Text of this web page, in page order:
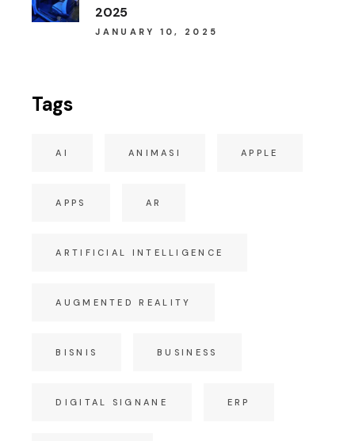
2025
JANUARY 10, 2025
Tags
AI ANIMASI APPLE
APPS AR
ARTIFICIAL INTELLIGENCE
AUGMENTED REALITY
BISNIS BUSINESS
DIGITAL SIGNANE ERP